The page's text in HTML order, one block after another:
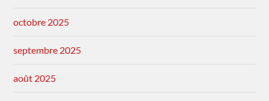
octobre 2025
septembre 2025
août 2025